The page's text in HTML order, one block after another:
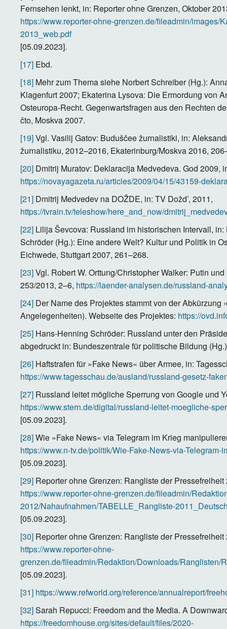
Fernsehen lenkt, in: Reporter ohne Grenzen, Oktober
https://www.reporter-ohne-grenzen.de/fileadmin/
2013_web.pdf
[05.09.2023].
[17] Ebd.
[18] Mehr zum Thema siehe Norbert Schreiber (Hg.):
Klagenfurt 2007; Ekaterina Lysova: Die Ermordung von
Osteuropa-Recht. Gegenwartsfragen aus den Rechten
čto, Moskva 2007.
[19]Vgl. Vasilij Gatov: Buduščee žurnalistiki, in:
žurnalistiku, 2012–2016, Ekaterinburg/Moskva 2016,
[20] Dmitrij Muratov: Deklaracija Medvedeva. God 2009,
https://novayagazeta.ru/articles/2009/04/15/43159-
[21] Dmitrij Medvedev na DOŽDE, in: TV Dožd’, 2011,
https://tvrain.tv/teleshow/here_and_now/
[22] Lilija Ševcova: Russland im historischen Intervall,
Schröder (Hg.): Eine andere Welt? Kultur und Politik in
Eichwede, Stuttgart 2007, 261–268.
[23]Vgl. Robert W. Orttung/Christopher Walker: Putin
253/2013, 2–6, https://laender-analysen.de/russland-
[24] Der Name des Projektes stammt von der
Angelegenheiten). Webseite des Projektes: https://
[25] Hans-Henning Schröder: Russland unter den
abgedruckt in: Bundeszentrale für politische Bildung
[26] Haftstrafen für »Fake News« über Armee, in:
https://www.tagesschau.de/ausland/russland-gesetz-
[27] Russland leitet mögliche Sperrung von Google und
https://www.stern.de/digital/russland-leitet-moegliche-
[05.09.2023].
[28]Wie »Fake News« via Telegram im Krieg
https://www.n-tv.de/politik/Wie-Fake-News-via-
[05.09.2023].
[29] Reporter ohne Grenzen: Rangliste der Pressefreiheit
https://www.reporter-ohne-grenzen.de/fileadmin/
2012/Nahaufnahmen/TABELLE_Rangliste-
[05.09.2023].
[30] Reporter ohne Grenzen: Rangliste der Pressefreiheit
https://www.reporter-ohne-
grenzen.de/fileadmin/Redaktion/Downloads/
[05.09.2023].
[31] https://www.refworld.org/reference/annualreport/
[32]Sarah Repucci: Freedom and the Media. A
https://freedomhouse.org/sites/default/files/2020-